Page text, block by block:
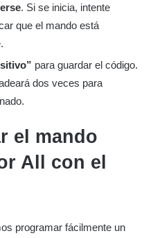
. Si se inicia, intente
que el mando está
para guardar el código.
dos veces para
el mando
All con el
programar fácilmente un